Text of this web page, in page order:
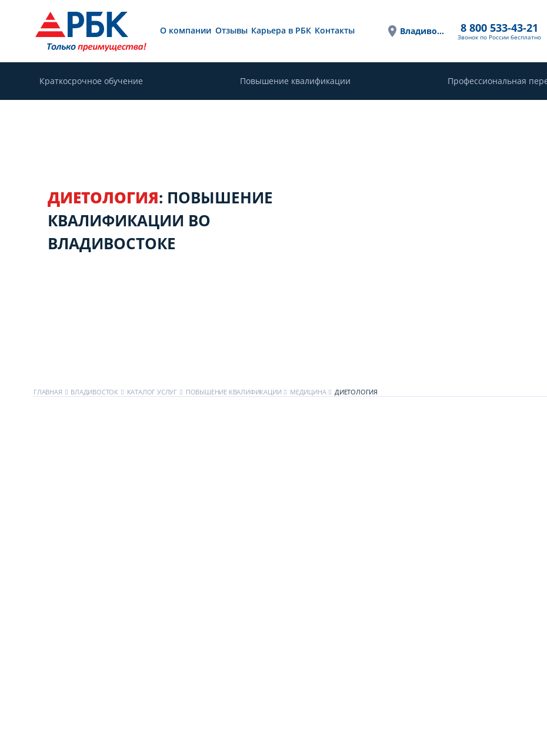
ДИЕТОЛОГИЯ: ПОВЫШЕНИЕ
КВАЛИФИКАЦИИ ВО
ВЛАДИВОСТОКЕ
ГЛАВНАЯ ВЛАДИВОСТОК КАТАЛОГ УСЛУГ ПОВЫШЕНИЕ КВАЛИФИКАЦИИ МЕДИЦИНА ДИЕТОЛОГИЯ
О компании Отзывы Карьера в РБК Контакты Владивосток 8 800 533-43-21
Звонок по России бесплатно
Краткосрочное обучение Повышение квалификации Профессиональная